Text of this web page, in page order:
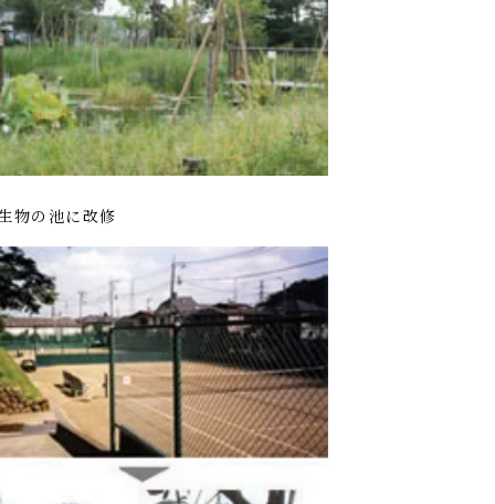
物の池に改修